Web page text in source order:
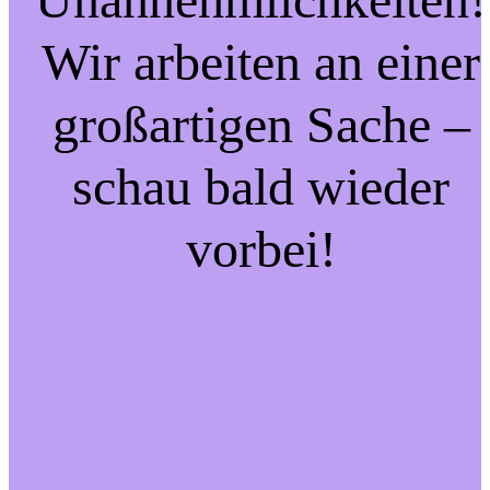
Wir arbeiten an einer
großartigen Sache –
schau bald wieder
vorbei!